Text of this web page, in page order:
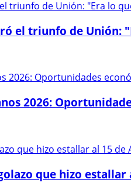
el triunfo de Unión:
2026:
que hizo estallar